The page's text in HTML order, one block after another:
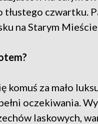
czwartku.
na Starym Mieście.
komuś za mało
oczekiwania.
laskowych,